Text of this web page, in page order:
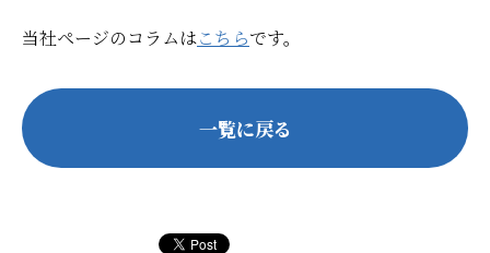
当社ページのコラムはこちらです。
一覧に戻る